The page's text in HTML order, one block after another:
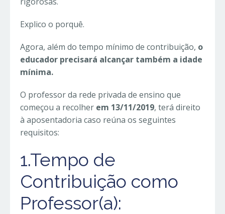
Explico o porquê.
Agora, além do tempo mínimo de contribuição, o
educador precisará alcançar também a idade
mínima.
O professor da rede privada de ensino que
começou a recolher em 13/11/2019, terá direito
à aposentadoria caso reúna os seguintes
requisitos:
1.Tempo de
Contribuição como
Professor(a):